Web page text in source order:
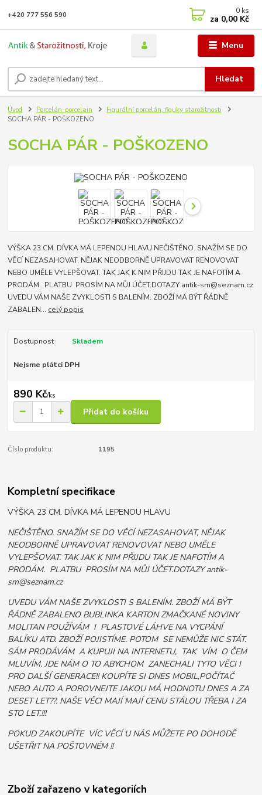
Menu
Hledat
+420 777 556 590 0 ks
za 0,00 Kč
Úvod Porcelán-porcelain
Figurální porcelán, figuky starožitnosti
SOCHA PÁR - POŠKOZENO
SOCHA PÁR - POŠKOZENO
VÝŠKA 23 CM. DÍVKA MÁ LEPENOU HLAVU NEČIŠTĚNO. SNAŽÍM SE DO
VĚCÍ NEZASAHOVAT, NĚJAK NEODBORNĚ UPRAVOVAT RENOVOVAT
NEBO UMĚLE VYLEPŠOVAT. TAK JAK K NIM PŘIJDU TAK JE NAFOTÍM A
PRODÁM. PLATBU PROSÍM NA MŮJ ÚČET.DOTAZY antik-sm@seznam.cz
UVEDU VÁM NAŠE ZVYKLOSTI S BALENÍM. ZBOŽÍ MÁ BÝT ŘÁDNĚ
ZABALEN... celý popis
Dostupnost Skladem
Nejsme plátci DPH
890 Kč/ks
Přidat do košíku
Číslo produktu: 1195
Kompletní specifikace
VÝŠKA 23 CM. DÍVKA MÁ LEPENOU HLAVU
NEČIŠTĚNO. SNAŽÍM SE DO VĚCÍ NEZASAHOVAT, NĚJAK
NEODBORNĚ UPRAVOVAT RENOVOVAT NEBO UMĚLE
VYLEPŠOVAT. TAK JAK K NIM PŘIJDU TAK JE NAFOTÍM A
PRODÁM. PLATBU PROSÍM NA MŮJ ÚČET.DOTAZY antik-
sm@seznam.cz
UVEDU VÁM NAŠE ZVYKLOSTI S BALENÍM. ZBOŽÍ MÁ BÝT
ŘÁDNĚ ZABALENO BUBLINKA KARTON ZMAČKANÉ NOVINY
MOLITAN POUŽÍVÁM I PLASTOVÉ LÁHVE NA VYCPÁNÍ
BALÍKU ATD. ZBOŽÍ POJISTÍME. POTOM SE NEMŮŽE NIC STÁT.
SÁM PRODÁVÁM A KUPUJI NA INTERNETU, TAK VÍM O ČEM
MLUVÍM. JDE NÁM O TO ABYCHOM ZANECHALI TYTO VĚCI I
PRO DALŠÍ GENERACE!! KOUPÍTE SI DNES MOBIL,POČÍTAČ
NEBO AUTO A POROVNEJTE JAKOU MÁ HODNOTU DNES A ZA
DESET LET??. NAŠE VĚCI MAJÍ MAJÍ CENU STÁLOU TŘEBA I ZA
STO LET.!!!
POKUD ZAKOUPÍTE VÍC VĚCÍ U NÁS MŮŽETE PO DOHODĚ
UŠETŘIT NA POŠTOVNÉM !!
Zboží zařazeno v kategoriích